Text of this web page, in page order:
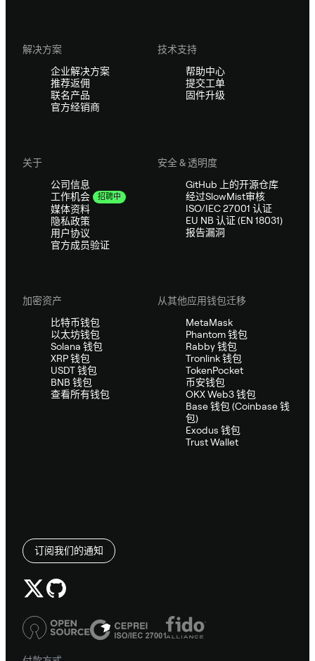
解决方案
企业解决方案
推荐返佣
联名产品
官方经销商
技术支持
帮助中心
提交工单
固件升级
关于
公司信息
工作机会
招聘中
媒体资料
隐私政策
用户协议
官方成员验证
安全 & 透明度
GitHub 上的开源仓库
经过SlowMist审核
ISO/IEC 27001 认证
EU NB 认证 (EN 18031)
报告漏洞
加密资产
比特币钱包
以太坊钱包
Solana 钱包
XRP 钱包
USDT 钱包
BNB 钱包
查看所有钱包
从其他应用钱包迁移
MetaMask
Phantom 钱包
Rabby 钱包
Tronlink 钱包
TokenPocket
币安钱包
OKX Web3 钱包
Base 钱包 (Coinbase 钱
包)
Exodus 钱包
Trust Wallet
订阅我们的通知